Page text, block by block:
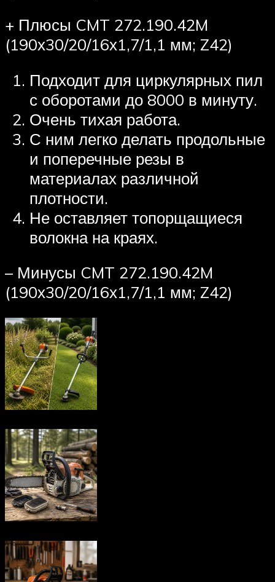
+ Плюсы CMT 272.190.42M
(190х30/20/16х1,7/1,1 мм; Z42)
Подходит для циркулярных пил
с оборотами до 8000 в минуту.
Очень тихая работа.
С ним легко делать продольные
и поперечные резы в
материалах различной
плотности.
Не оставляет топорщащиеся
волокна на краях.
– Минусы CMT 272.190.42M
(190х30/20/16х1,7/1,1 мм; Z42)